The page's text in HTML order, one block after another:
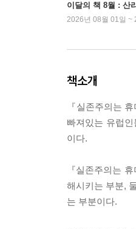
이달의 책 8월 : 산
2026년 08월 01일 ~
책소개
『실존주의는
빠져있는 유럽
이다.
『실존주의는
해시키는 부분,
는 부분이다.